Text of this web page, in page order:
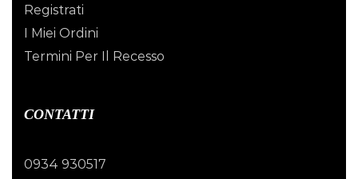
Registrati
I Miei Ordini
Termini Per Il Recesso
CONTATTI
0934 930517